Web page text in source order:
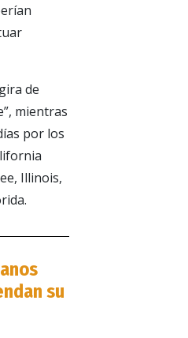
de
mientras
por los
Illinois,
su